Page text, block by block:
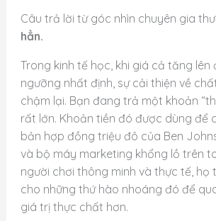
Câu trả lời từ góc nhìn chuyên gia
hẳn.
Trong kinh tế học, khi giá cả tăng lên
ngưỡng nhất định, sự cải thiện về
chậm lại. Bạn đang trả một khoản
rất lớn. Khoản tiền đó được dùng để
bản hợp đồng triệu đô của Ben
và bộ máy marketing khổng lồ trên
người chơi thông minh và thực tế, họ
cho những thứ hào nhoáng đó để
giá trị thực chất hơn.